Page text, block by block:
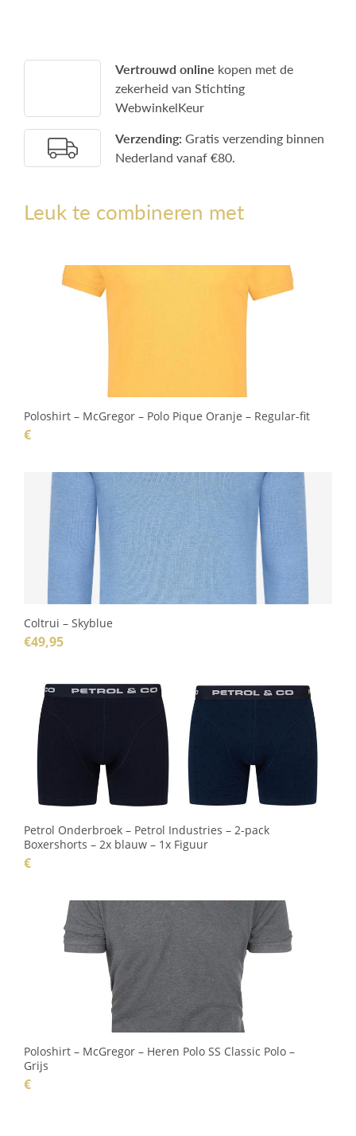
Vertrouwd online kopen met de
zekerheid van Stichting
WebwinkelKeur
Verzending: Gratis verzending binnen
Nederland vanaf €80.
Leuk te combineren met
Poloshirt – McGregor – Polo Pique Oranje – Regular-fit
€
Coltrui – Skyblue
€49,95
Petrol Onderbroek – Petrol Industries – 2-pack
Boxershorts – 2x blauw – 1x Figuur
€
Poloshirt – McGregor – Heren Polo SS Classic Polo –
Grijs
€